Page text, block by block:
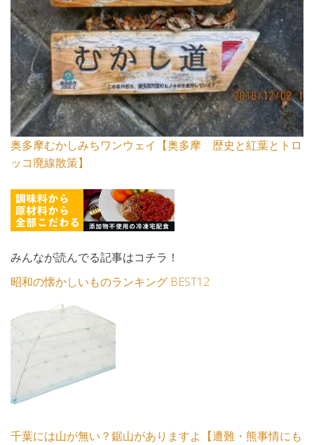
奥多摩むかしみちワンウェイ【奥多摩 歴史と紅葉とトロ
ッコ廃線散策】
みんなが読んでる記事はコチラ！
昭和の懐かしいものランキング BEST12
千葉には山が無い？鋸山がありますよ【遭難・熊事情にも